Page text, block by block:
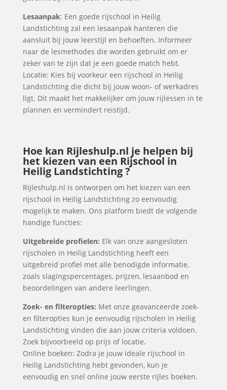
Lesaanpak: Een goede rijschool in Heilig
Landstichting zal een lesaanpak hanteren die
aansluit bij jouw leerstijl en behoeften. Informeer
naar de lesmethodes die worden gebruikt om er
zeker van te zijn dat je een goede match hebt.
Locatie: Kies bij voorkeur een rijschool in Heilig
Landstichting die dicht bij jouw woon- of werkadres
ligt. Dit maakt het makkelijker om jouw rijlessen in te
plannen en vermindert reistijd.
Hoe kan Rijleshulp.nl je helpen bij
het kiezen van een Rijschool in
Heilig Landstichting ?
Rijleshulp.nl is ontworpen om het kiezen van een
rijschool in Heilig Landstichting zo eenvoudig
mogelijk te maken. Ons platform biedt de volgende
handige functies:
Uitgebreide profielen: Elk van onze aangesloten
rijscholen in Heilig Landstichting heeft een
uitgebreid profiel met alle benodigde informatie,
zoals slagingspercentages, prijzen, lesaanbod en
beoordelingen van andere leerlingen.
Zoek- en filteropties: Met onze geavanceerde zoek-
en filteropties kun je eenvoudig rijscholen in Heilig
Landstichting vinden die aan jouw criteria voldoen.
Zoek bijvoorbeeld op prijs of locatie.
Online boeken: Zodra je jouw ideale rijschool in
Heilig Landstichting hebt gevonden, kun je
eenvoudig en snel online jouw eerste rijles boeken.